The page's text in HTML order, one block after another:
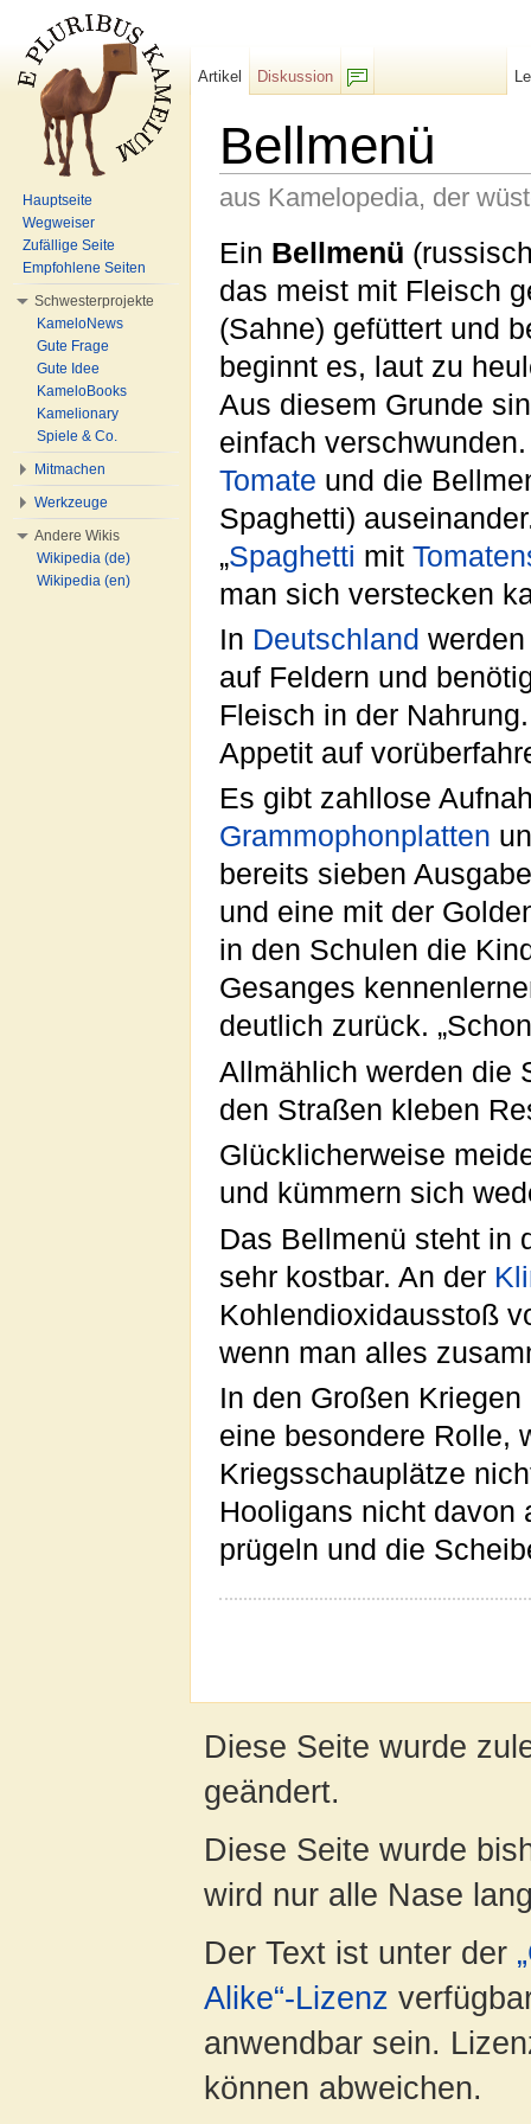
Bellmenü
aus Kamelopedia, der
Ein Bellmenü
das meist mit Fleisch
(Sahne) gefüttert und
beginnt es, laut zu
Aus diesem Grunde
einfach
Tomate und die
Spaghetti)
„Spaghetti mit
man sich verstecken
In Deutschland
auf Feldern und
Fleisch in der
Appetit auf
Es gibt zahllose
Grammophonplatten
bereits sieben
und eine mit der
in den Schulen die
Gesanges
deutlich zurück.
Allmählich werden die
den Straßen kleben
Glücklicherweise
und kümmern sich
Das Bellmenü steht in
sehr kostbar. An der
Kohlendioxidausstoß
wenn man alles
In den Großen
eine besondere Rolle,
Kriegsschauplätze
Hooligans nicht
prügeln und die
Artikel
Diskussion
Hauptseite
Wegweiser
Zufällige Seite
Empfohlene Seiten
Schwesterprojekte
KameloNews
Gute Frage
Gute Idee
KameloBooks
Kamelionary
Spiele & Co.
Mitmachen
Werkzeuge
Andere Wikis
Wikipedia (de)
Wikipedia (en)
Diese Seite wurde
geändert.
Diese Seite wurde
wird nur alle Nase
Der Text ist unter der
Alike“-Lizenz
anwendbar sein.
können abweichen.